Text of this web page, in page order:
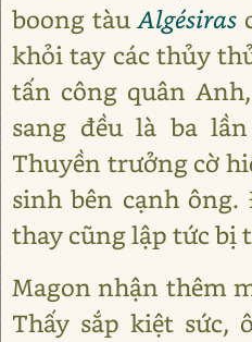
boong tàuAlgésiras
khỏi tay các thủy
tấn công quân
sang đều là ba
Thuyền trưởng cờ
sinh bên cạnh ông.
thay cũng lập tức bị
Magon nhận thêm
Thấy sắp kiệt sức,